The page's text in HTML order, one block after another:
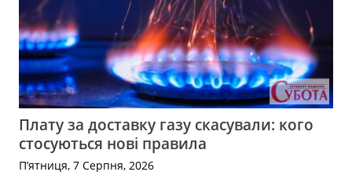
Плату за доставку газу скасували: кого
стосуються нові правила
П’ятниця, 7 Серпня, 2026